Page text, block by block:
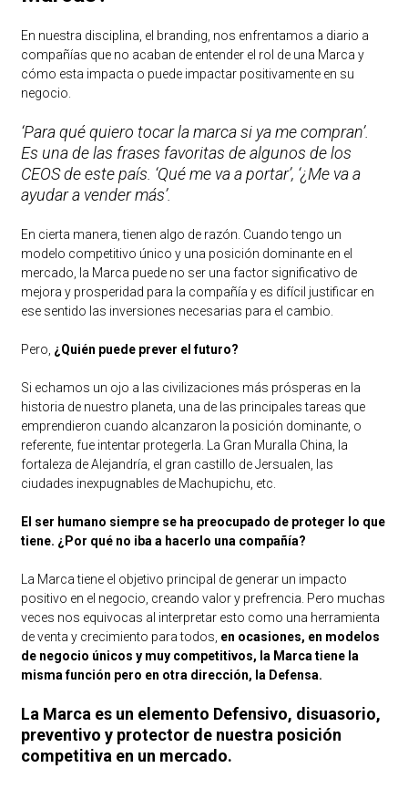
En nuestra disciplina, el branding, nos enfrentamos a diario a
compañías que no acaban de entender el rol de una Marca y
cómo esta impacta o puede impactar positivamente en su
negocio.
‘Para qué quiero tocar la marca si ya me compran’.
Es una de las frases favoritas de algunos de los
CEOS de este país. ‘Qué me va a portar’, ‘¿Me va a
ayudar a vender más’.
En cierta manera, tienen algo de razón. Cuando tengo un
modelo competitivo único y una posición dominante en el
mercado, la Marca puede no ser una factor significativo de
mejora y prosperidad para la compañía y es difícil justificar en
ese sentido las inversiones necesarias para el cambio.
Pero, ¿Quién puede prever el futuro?
Si echamos un ojo a las civilizaciones más prósperas en la
historia de nuestro planeta, una de las principales tareas que
emprendieron cuando alcanzaron la posición dominante, o
referente, fue intentar protegerla. La Gran Muralla China, la
fortaleza de Alejandría, el gran castillo de Jersualen, las
ciudades inexpugnables de Machupichu, etc.
El ser humano siempre se ha preocupado de proteger lo que
tiene. ¿Por qué no iba a hacerlo una compañía?
La Marca tiene el objetivo principal de generar un impacto
positivo en el negocio, creando valor y prefrencia. Pero muchas
veces nos equivocas al interpretar esto como una herramienta
de venta y crecimiento para todos, en ocasiones, en modelos
de negocio únicos y muy competitivos, la Marca tiene la
misma función pero en otra dirección, la Defensa.
La Marca es un elemento Defensivo, disuasorio,
preventivo y protector de nuestra posición
competitiva en un mercado.